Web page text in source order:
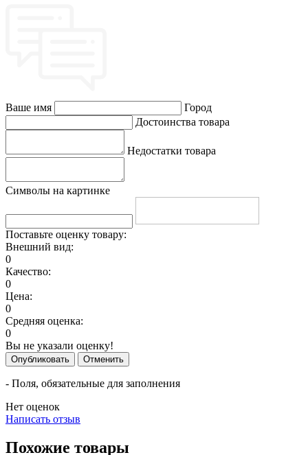
Ваше имя
Город
Достоинства товара
Недостатки товара
Символы на картинке
Поставьте оценку товару:
Внешний вид:
0
Качество:
0
Цена:
0
Средняя оценка:
0
Вы не указали оценку!
Опубликовать Отменить
- Поля, обязательные для заполнения
Нет оценок
Написать отзыв
Похожие товары